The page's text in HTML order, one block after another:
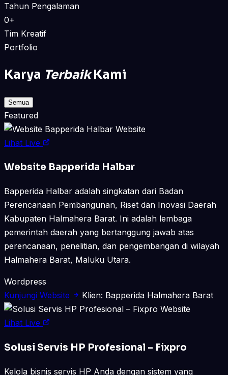
Tahun Pengalaman
0+
Tim Kreatif
Portfolio
Karya TerbaikKami
Semua
Featured
Website
Lihat Live
Website Bapperida Halbar
Bapperida Halbar adalah singkatan dari Badan
Perencanaan Pembangunan, Riset dan Inovasi Daerah
Kabupaten Halmahera Barat. Ini adalah lembaga
pemerintah daerah yang bertanggung jawab atas
perencanaan, penelitian, dan pengembangan di wilayah
Halmahera Barat, Maluku Utara.
Wordpress
Kunjungi Website
Klien: Bapperida Halmahera Barat
Website
Lihat Live
Solusi Servis HP Profesional – Fixpro
Kelola bisnis servis HP Anda dengan sistem yang